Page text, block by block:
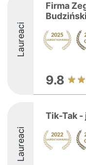
Laureaci
Firma
9.8
Laureaci
Tik-Tak -